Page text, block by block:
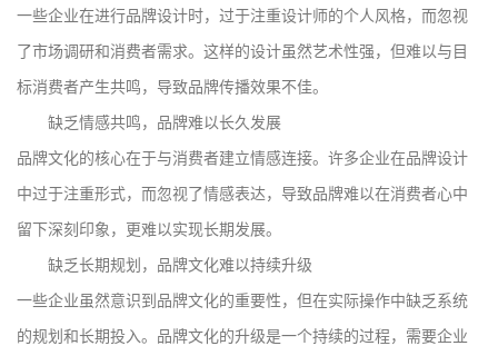
一些企业在进行品牌设计时，过于注重设计师的个人风格，而忽视
了市场调研和消费者需求。这样的设计虽然艺术性强，但难以与目
标消费者产生共鸣，导致品牌传播效果不佳。
缺乏情感共鸣，品牌难以长久发展
品牌文化的核心在于与消费者建立情感连接。许多企业在品牌设计
中过于注重形式，而忽视了情感表达，导致品牌难以在消费者心中
留下深刻印象，更难以实现长期发展。
缺乏长期规划，品牌文化难以持续升级
一些企业虽然意识到品牌文化的重要性，但在实际操作中缺乏系统
的规划和长期投入。品牌文化的升级是一个持续的过程，需要企业